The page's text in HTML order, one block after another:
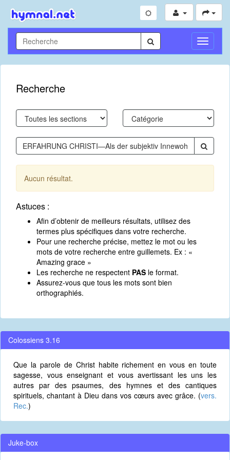
Toggle
Recherche
Aucun résultat.
Astuces :
Afin d’obtenir de meilleurs résultats, utilisez des
termes plus spécifiques dans votre recherche.
Pour une recherche précise, mettez le mot ou les
mots de votre recherche entre guillemets. Ex : «
Amazing grace »
Les recherche ne respectent PAS le format.
Assurez-vous que tous les mots sont bien
orthographiés.
Colossiens 3.16
Que la parole de Christ habite richement en vous en toute
sagesse, vous enseignant et vous avertissant les uns les
autres par des psaumes, des hymnes et des cantiques
spirituels, chantant à Dieu dans vos cœurs avec grâce. (vers.
Rec.)
Juke-box